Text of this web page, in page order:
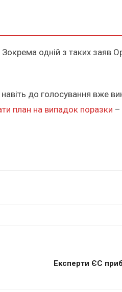
одній з таких заяв
до голосування вже
план на випадок поразки –
Експерти ЄС